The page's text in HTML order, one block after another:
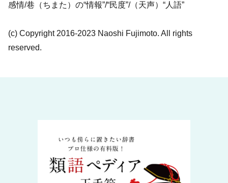
感情/巷（ちまた）の“情報”/“民度”/（天声）“人語”
(c) Copyright 2016-2023 Naoshi Fujimoto. All rights
reserved.